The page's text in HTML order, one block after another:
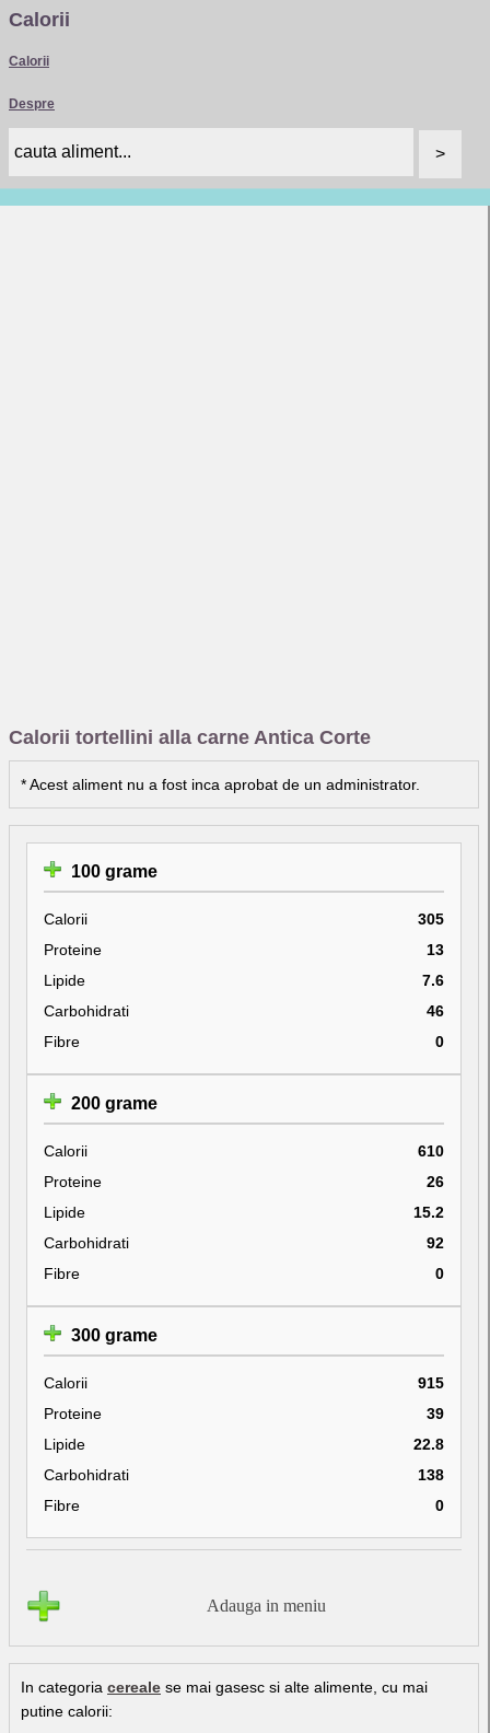
Calorii
Calorii
Despre
Calorii tortellini alla carne Antica Corte
* Acest aliment nu a fost inca aprobat de un administrator.
100 grame
Calorii
305
Proteine
13
Lipide
7.6
Carbohidrati
46
Fibre
0
200 grame
Calorii
610
Proteine
26
Lipide
15.2
Carbohidrati
92
Fibre
0
300 grame
Calorii
915
Proteine
39
Lipide
22.8
Carbohidrati
138
Fibre
0
Adauga in meniu
In categoria cereale se mai gasesc si alte alimente, cu mai
putine calorii: